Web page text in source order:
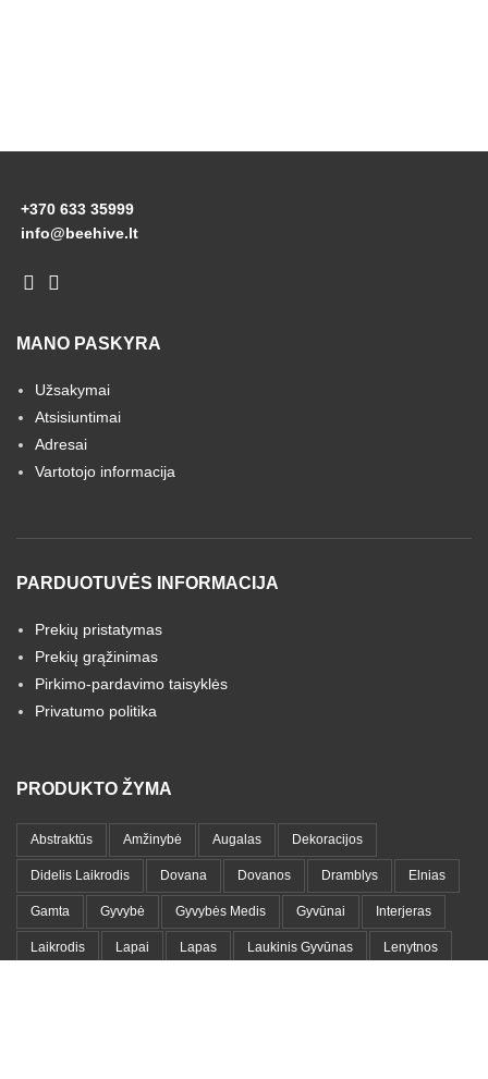
+370 633 35999
info@beehive.lt
MANO PASKYRA
Užsakymai
Atsisiuntimai
Adresai
Vartotojo informacija
PARDUOTUVĖS INFORMACIJA
Prekių pristatymas
Prekių grąžinimas
Pirkimo-pardavimo taisyklės
Privatumo politika
PRODUKTO ŽYMA
Abstraktūs Amžinybė Augalas Dekoracijos
Didelis Laikrodis Dovana Dovanos Dramblys Elnias
Gamta Gyvybė Gyvybės Medis Gyvūnai Interjeras
Laikrodis Lapai Lapas Laukinis Gyvūnas Lenytnos